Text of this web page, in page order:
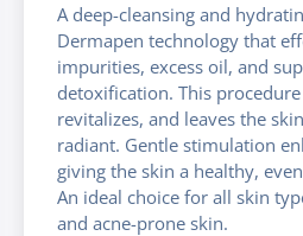
A deep-cleansing and
Dermapen technology that
impurities, excess oil, and
detoxification. This
revitalizes, and leaves the
radiant. Gentle stimulation
giving the skin a healthy,
An ideal choice for all skin
and acne-prone skin.